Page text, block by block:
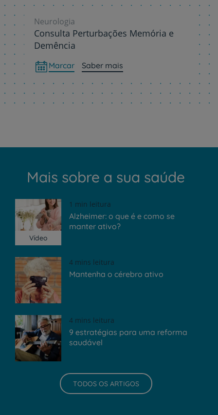
Neurologia
Consulta Perturbações Memória e
Demência
Marcar Saber mais
Mais sobre a sua saúde
Vídeo
1 min leitura
Alzheimer: o que é e como se
manter ativo?
4 mins leitura
Mantenha o cérebro ativo
4 mins leitura
9 estratégias para uma reforma
saudável
TODOS OS ARTIGOS